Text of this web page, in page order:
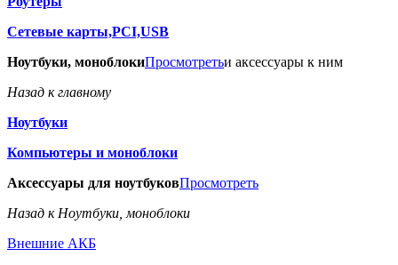
Сетевые карты,PCI,USB
Ноутбуки, моноблокиПросмотретьи аксессуары к ним
Назад к главному
Ноутбуки
Компьютеры и моноблоки
Аксессуары для ноутбуковПросмотреть
Назад к Ноутбуки, моноблоки
Внешние АКБ